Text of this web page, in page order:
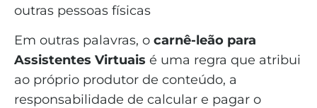
outras pessoas físicas
Em outras palavras, o carnê-leão para
Assistentes Virtuais é uma regra que atribui
ao próprio produtor de conteúdo, a
responsabilidade de calcular e pagar o